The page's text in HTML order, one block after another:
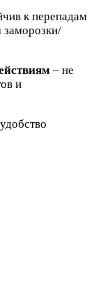
к перепадам
заморозки/
– не
и